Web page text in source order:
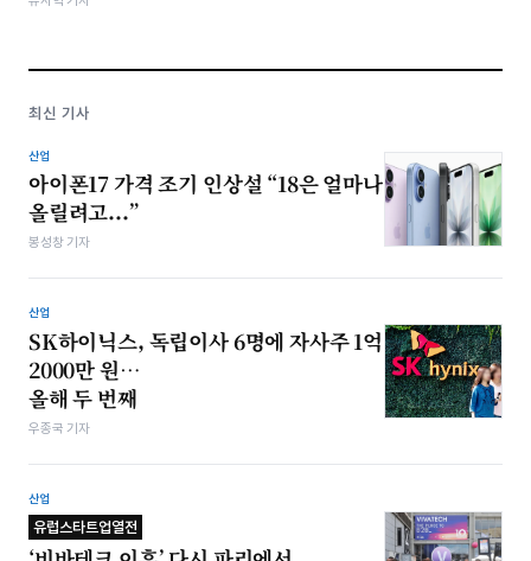
최신 기사
산업
아이폰17 가격 조기 인상설 “18은 얼마나
올릴려고...”
봉성창 기자
산업
SK하이닉스, 독립이사 6명에 자사주 1억
2000만 원…
올해 두 번째
우종국 기자
산업
유럽스타트업열전